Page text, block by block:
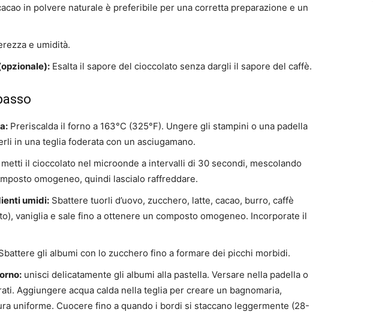
in polvere naturale è preferibile per una corretta preparazione e un
e umidità.
Esalta il sapore del cioccolato senza dargli il sapore del caffè.
Preriscalda il forno a 163°C (325°F). Ungere gli stampini o una padella
in una teglia foderata con un asciugamano.
metti il ​​cioccolato nel microonde a intervalli di 30 secondi, mescolando
omogeneo, quindi lascialo raffreddare.
umidi: Sbattere tuorli d’uovo, zucchero, latte, cacao, burro, caffè
vaniglia e sale fino a ottenere un composto omogeneo. Incorporate il
gli albumi con lo zucchero fino a formare dei picchi morbidi.
unisci delicatamente gli albumi alla pastella. Versare nella padella o
Aggiungere acqua calda nella teglia per creare un bagnomaria,
uniforme. Cuocere fino a quando i bordi si staccano leggermente (28-